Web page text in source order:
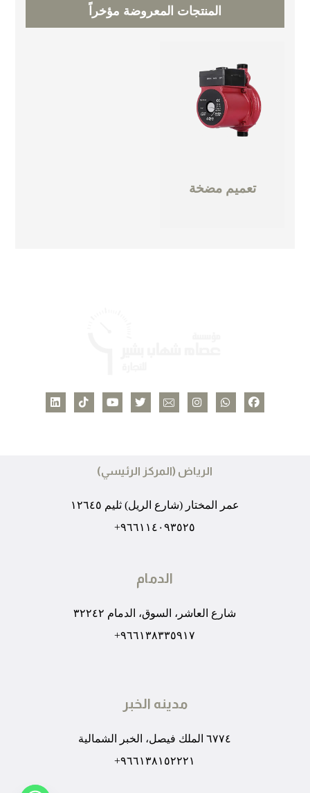
المنتجات المعروضة مؤخراً
تعميم مضخة
الرياض (المركز الرئيسي)
عمر المختار (شارع الريل) ثليم ١٢٦٤٥
٩٦٦١١٤٠٩٣٥٢٥+
الدمام
شارع العاشر، السوق، الدمام ٣٢٢٤٢
٩٦٦١٣٨٣٣٥٩١٧+
مدينه الخبر
٦٧٧٤ الملك فيصل، الخبر الشمالية
٩٦٦١٣٨١٥٢٢٢١+